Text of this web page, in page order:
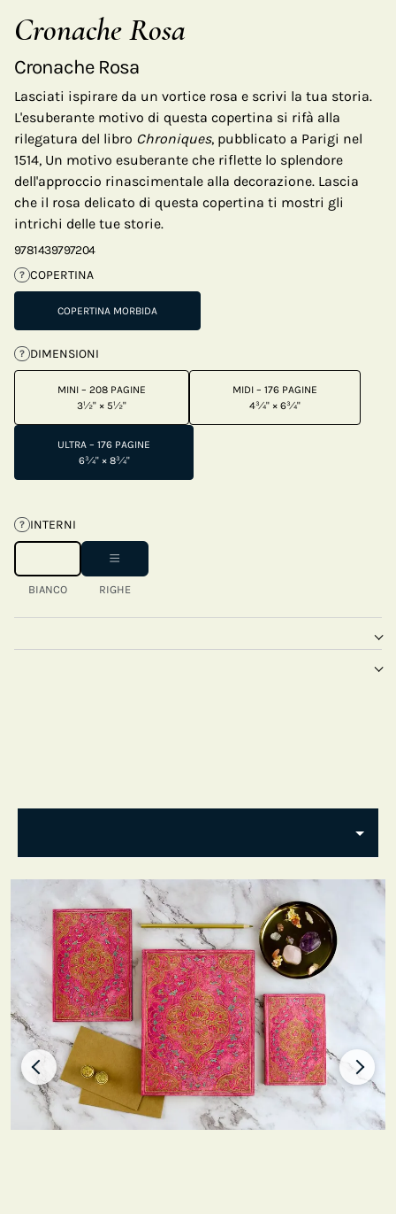
Cronache Rosa
Cronache Rosa
Lasciati ispirare da un vortice rosa e scrivi la tua storia.
L'esuberante motivo di questa copertina si rifà alla
rilegatura del libro Chroniques, pubblicato a Parigi nel
1514, Un motivo esuberante che riflette lo splendore
dell'approccio rinascimentale alla decorazione. Lascia
che il rosa delicato di questa copertina ti mostri gli
intrichi delle tue storie.
9781439797204
? COPERTINA
COPERTINA MORBIDA
? DIMENSIONI
MINI – 208 PAGINE
3½" × 5½"
MIDI – 176 PAGINE
4¾" × 6¾"
ULTRA – 176 PAGINE
6¾" × 8¾"
? INTERNI
BIANCO RIGHE